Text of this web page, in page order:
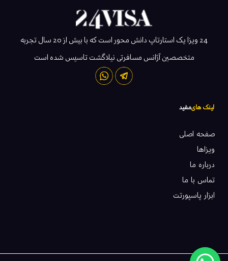
24 ویزا یک استارتاپ دانش محور است که با بیش از 20 سال تجربه
متخصصین آژانس مسافرتی نیلاگشت تاسیس شده است
لینک هایمفید
صفحه اصلی
ویزاها
درباره ما
تماس با ما
ابزار پاسپورتت